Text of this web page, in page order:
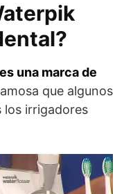
es una marca de
que algunos
los irrigadores